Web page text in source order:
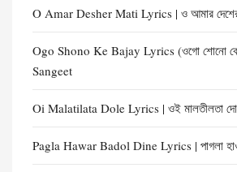
O Amar Desher Mati Lyrics | ও আমার দেশের
Ogo Shono Ke Bajay Lyrics (ওগো শোনো
Sangeet
Oi Malatilata Dole Lyrics | ওই মালতীলতা
Pagla Hawar Badol Dine Lyrics | পাগলা